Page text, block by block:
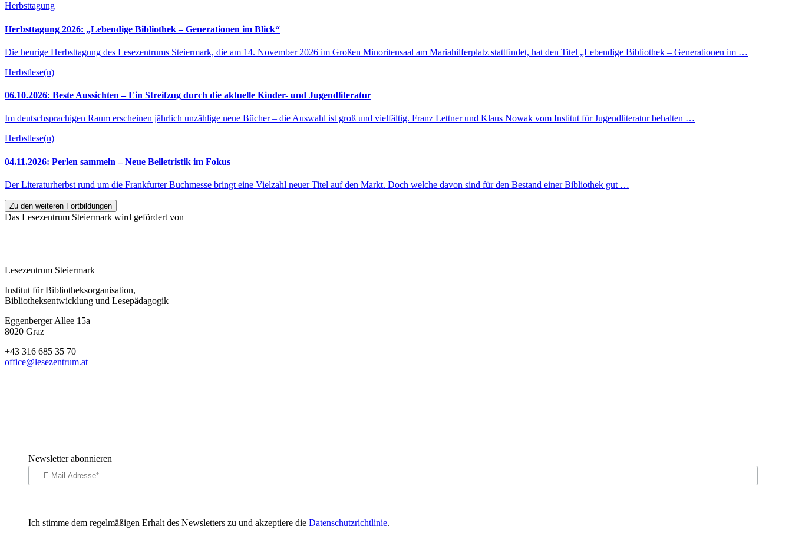
Herbsttagung
Herbsttagung 2026: „Lebendige Bibliothek – Generationen im Blick“
Die heurige Herbsttagung des Lesezentrums Steiermark, die am 14. November 2026 im Großen Minoritensaal am Mariahilferplatz stattfindet, hat den Titel „Lebendige Bibliothek – Generationen im …
Herbstlese(n)
06.10.2026: Beste Aussichten – Ein Streifzug durch die aktuelle Kinder- und Jugendliteratur
Im deutschsprachigen Raum erscheinen jährlich unzählige neue Bücher – die Auswahl ist groß und vielfältig. Franz Lettner und Klaus Nowak vom Institut für Jugendliteratur behalten …
Herbstlese(n)
04.11.2026: Perlen sammeln – Neue Belletristik im Fokus
Der Literaturherbst rund um die Frankfurter Buchmesse bringt eine Vielzahl neuer Titel auf den Markt. Doch welche davon sind für den Bestand einer Bibliothek gut …
Zu den weiteren Fortbildungen
Das Lesezentrum Steiermark wird gefördert von
Lesezentrum Steiermark
Institut für Bibliotheksorganisation,
Bibliotheksentwicklung und Lesepädagogik
Eggenberger Allee 15a
8020 Graz
+43 316 685 35 70
office@lesezentrum.at
Newsletter abonnieren
Ich stimme dem regelmäßigen Erhalt des Newsletters zu und akzeptiere die Datenschutzrichtlinie.